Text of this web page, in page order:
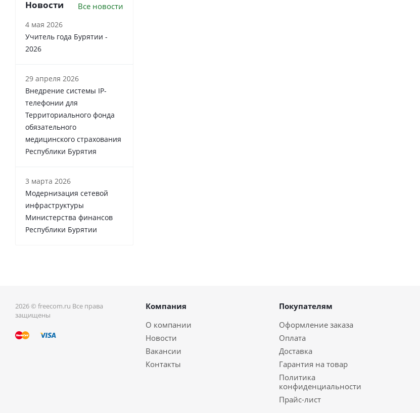
Новости Все новости
4 мая 2026
Учитель года Бурятии -
2026
29 апреля 2026
Внедрение системы IP-
телефонии для
Территориального фонда
обязательного
медицинского страхования
Республики Бурятия
3 марта 2026
Модернизация сетевой
инфраструктуры
Министерства финансов
Республики Бурятии
2026 © freecom.ru Все права
защищены
Компания
О компании
Новости
Вакансии
Контакты
Покупателям
Оформление заказа
Оплата
Доставка
Гарантия на товар
Политика
конфиденциальности
Прайс-лист